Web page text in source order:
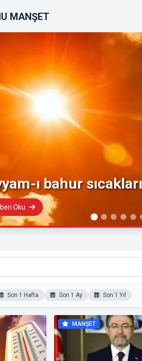
MANŞET
ı bahur
Oku
Son 1 Hafta Son 1 Ay Son 1 Yıl
MANŞET